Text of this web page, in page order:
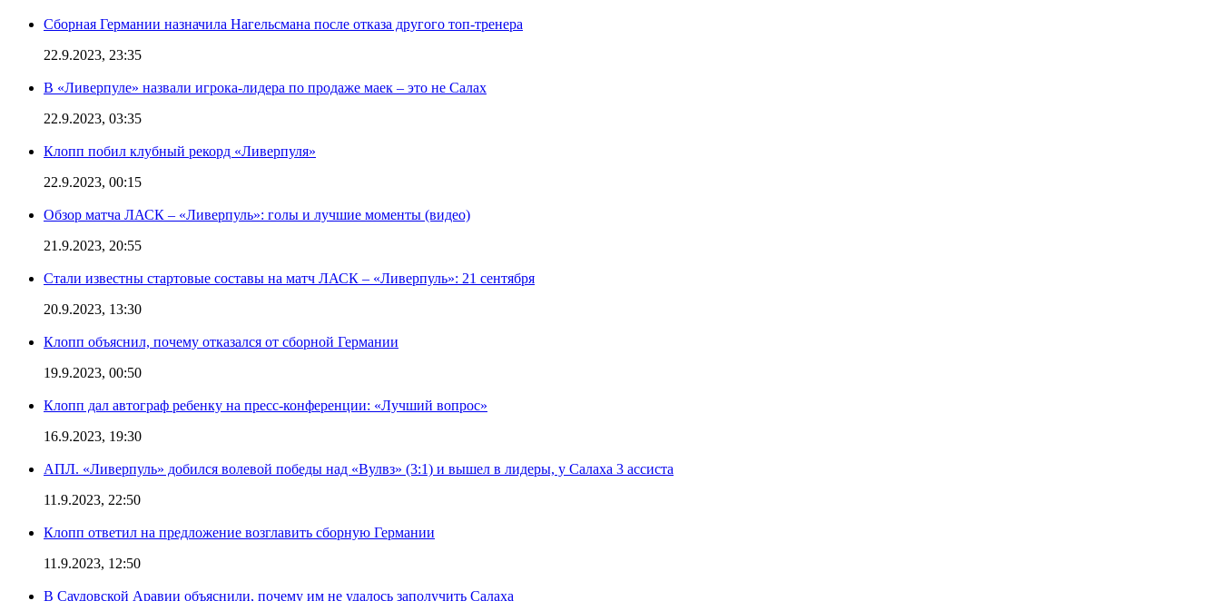
Сборная Германии назначила Нагельсмана после отказа другого топ-тренера
22.9.2023, 23:35
В «Ливерпуле» назвали игрока-лидера по продаже маек – это не Салах
22.9.2023, 03:35
Клопп побил клубный рекорд «Ливерпуля»
22.9.2023, 00:15
Обзор матча ЛАСК – «Ливерпуль»: голы и лучшие моменты (видео)
21.9.2023, 20:55
Стали известны стартовые составы на матч ЛАСК – «Ливерпуль»: 21 сентября
20.9.2023, 13:30
Клопп объяснил, почему отказался от сборной Германии
19.9.2023, 00:50
Клопп дал автограф ребенку на пресс-конференции: «Лучший вопрос»
16.9.2023, 19:30
АПЛ. «Ливерпуль» добился волевой победы над «Вулвз» (3:1) и вышел в лидеры, у Салаха 3 ассиста
11.9.2023, 22:50
Клопп ответил на предложение возглавить сборную Германии
11.9.2023, 12:50
В Саудовской Аравии объяснили, почему им не удалось заполучить Салаха